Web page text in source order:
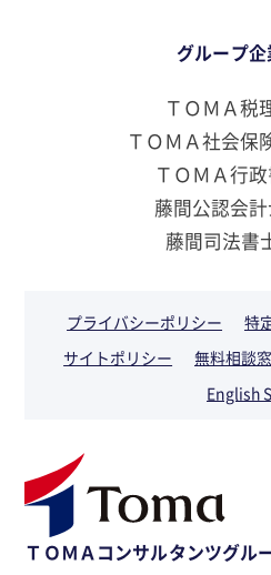
グループ
ＴＯＭＡ税
ＴＯＭＡ社会保
ＴＯＭＡ行
藤間公認会
藤間司法書
プライバシーポリシー
特
サイトポリシー
無料相談
English
ＴＯＭＡコンサルタンツグル